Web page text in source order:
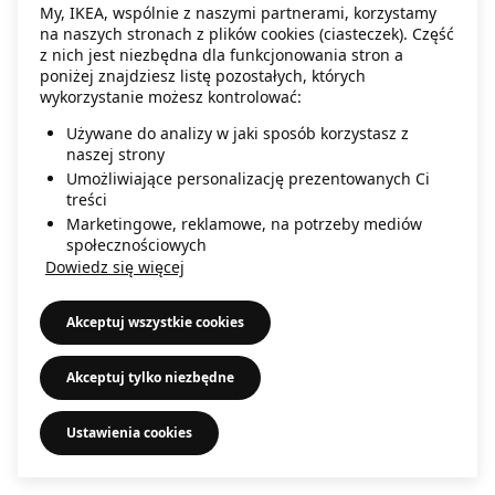
information).
My, IKEA, wspólnie z naszymi partnerami, korzystamy
na naszych stronach z plików cookies (ciasteczek). Część
z nich jest niezbędna dla funkcjonowania stron a
poniżej znajdziesz listę pozostałych, których
wykorzystanie możesz kontrolować:
Używane do analizy w jaki sposób korzystasz z
naszej strony
Umożliwiające personalizację prezentowanych Ci
treści
Marketingowe, reklamowe, na potrzeby mediów
społecznościowych
Dowiedz się więcej
Akceptuj wszystkie cookies
Akceptuj tylko niezbędne
Ustawienia cookies